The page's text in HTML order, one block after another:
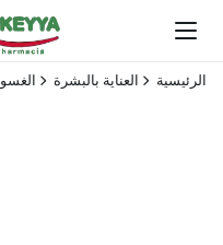
الرئيسية العناية بالبشرة